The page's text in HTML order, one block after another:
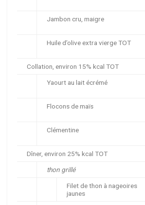
Jambon cru, maigre
Huile d’olive extra vierge TOT
Collation, environ 15% kcal TOT
Yaourt au lait écrémé
Flocons de maïs
Clémentine
Dîner, environ 25% kcal TOT
thon grillé
Filet de thon à nageoires
jaunes